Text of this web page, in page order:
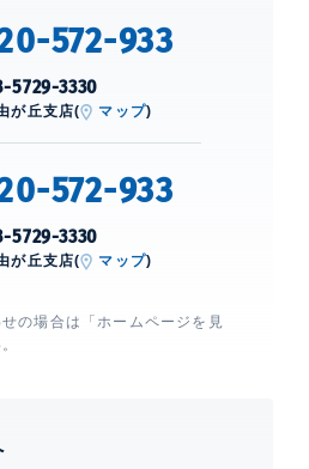
572-933
5729-3330
が丘支店( マップ)
572-933
5729-3330
が丘支店( マップ)
の場合は「ホームページを見